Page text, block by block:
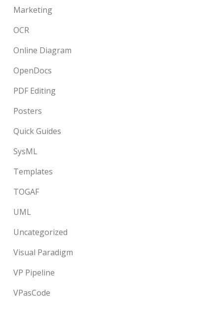
Marketing
OCR
Online Diagram
OpenDocs
PDF Editing
Posters
Quick Guides
SysML
Templates
TOGAF
UML
Uncategorized
Visual Paradigm
VP Pipeline
VPasCode